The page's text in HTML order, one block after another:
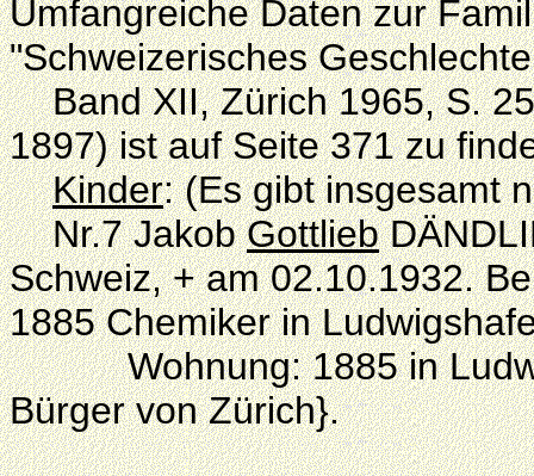
Umfangreiche Daten zur
"Schweizerisches
Band XII, Zürich 1965, S.
1897) ist auf Seite 371 zu
Kinder: (Es gibt insgesamt
Nr.7 JakobGottlieb
Schweiz, + am 02.10.1932.
1885 Chemiker in
Wohnung: 1885 in
Bürger von Zürich}.